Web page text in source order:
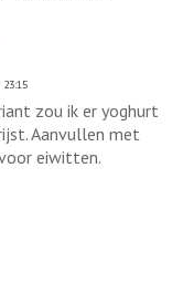
zou ik er yoghurt
Aanvullen met
eiwitten.